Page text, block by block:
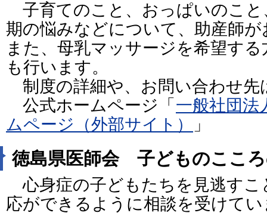
子育てのこと、おっぱいのこと
期の悩みなどについて、助産師
また、母乳マッサージを希望す
も行います。
制度の詳細や、お問い合わせ
公式ホームページ「 一般社団法
ムページ（外部サイト）
」
徳島県医師会 子どものここ
心身症の子どもたちを見逃すこ
応ができるように相談を受けて